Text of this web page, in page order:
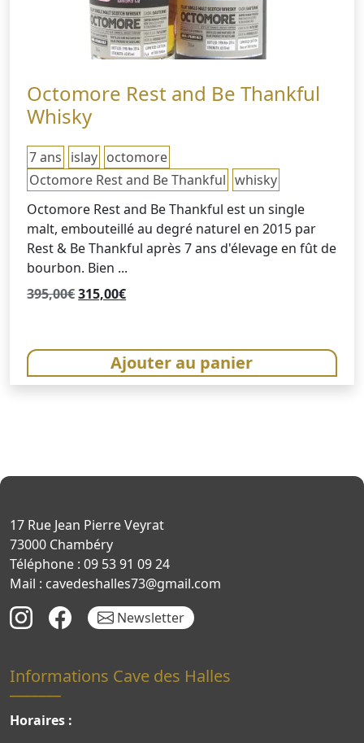
Octomore Rest and Be Thankful
Whisky
7 ans islay octomore
Octomore Rest and Be Thankful whisky
Octomore Rest and Be Thankful est un single
malt, embouteillé au degré naturel en 2015 par
Rest & Be Thankful après 7 ans d'élevage en fût de
bourbon. Bien ...
395,00€Le
était :
395,00€.
315,00€Le
est :
315,00€.
Ajouter au panier
17 Rue Jean Pierre Veyrat
73000 Chambéry
Téléphone : 09 53 91 09 24
Mail : cavedeshalles73@gmail.com
Newsletter
Informations Cave des Halles
Horaires :